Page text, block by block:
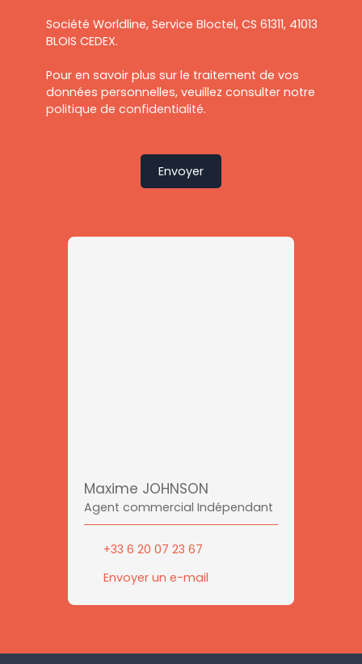
Société Worldline, Service Bloctel, CS 61311, 41013
BLOIS CEDEX.
Pour en savoir plus sur le traitement de vos
données personnelles, veuillez consulter notre
politique de confidentialité.
Envoyer
Maxime JOHNSON
Agent commercial Indépendant
+33 6 20 07 23 67
Envoyer un e-mail